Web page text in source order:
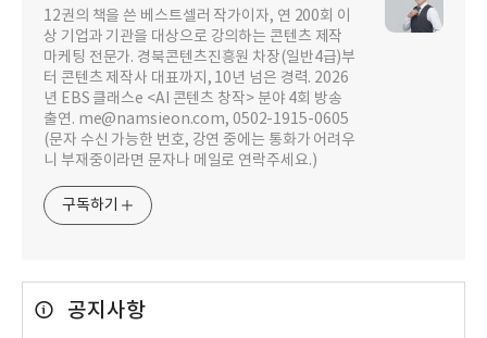
12권의 책을 쓴 베스트셀러 작가이자, 연 200회 이
상 기업과 기관을 대상으로 강의하는 콘텐츠 제작
마케팅 전문가. 경북콘텐츠진흥원 차장(일반4급)부
터 콘텐츠 제작사 대표까지, 10년 넘은 경력. 2026
년 EBS 클래스e <AI 콘텐츠 창작> 분야 4회 방송
출연. me@namsieon.com, 0502-1915-0605
(문자 수신 가능한 번호, 강연 중에는 통화가 어려우
니 부재중이라면 문자나 메일로 연락주세요.)
구독하기
공지사항